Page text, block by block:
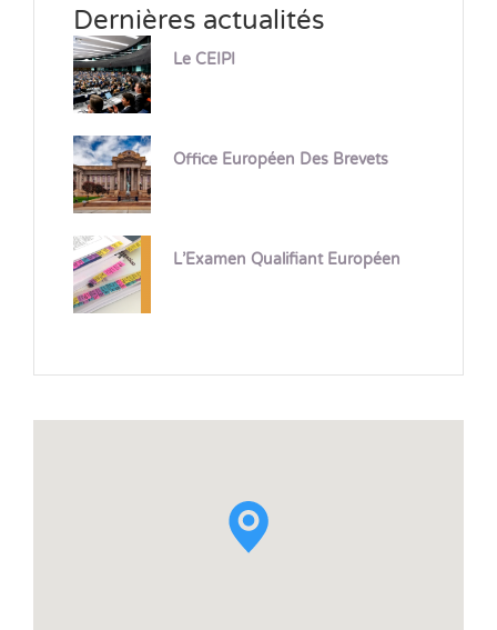
Dernières actualités
Le CEIPI
Office Européen Des Brevets
L’Examen Qualifiant Européen